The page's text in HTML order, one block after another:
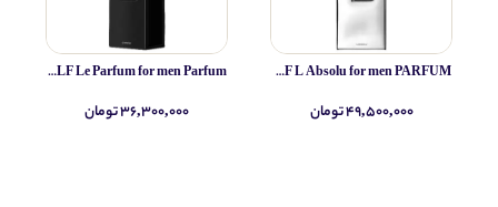
Yves Saint Laurent MYSLF L Absolu for men PARFUM
۴۹,۵۰۰,۰۰۰ تومان
Yves Saint Laurent MYSLF Le Parfum for men Parfum
۳۶,۳۰۰,۰۰۰ تومان